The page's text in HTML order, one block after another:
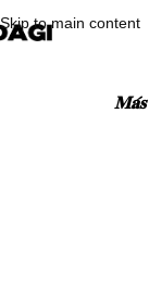
Skip to main content
𝐌𝐚́𝐬